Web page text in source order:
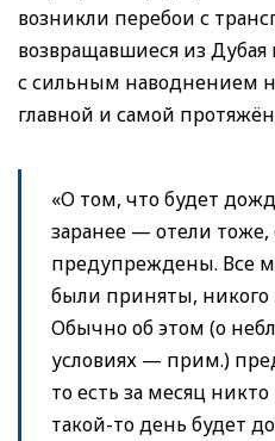
возникли перебои с
возвращавшиеся из Дубая
с сильным наводнением
главной и самой
«О том, что будет
заранее — отели тоже,
предупреждены. Все
были приняты, никого
Обычно об этом (о
условиях — прим.)
то есть за месяц
такой-то день будет